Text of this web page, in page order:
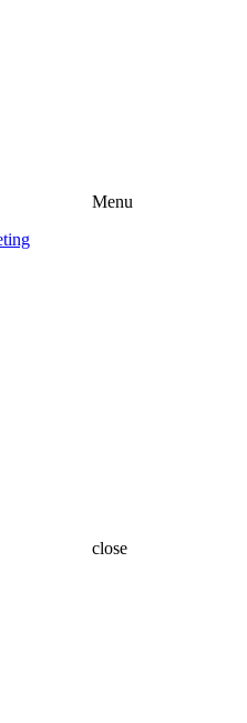
Menu
close